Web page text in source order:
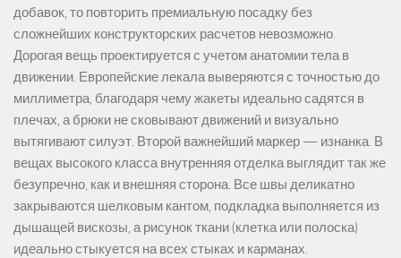
добавок, то повторить премиальную посадку без
сложнейших конструкторских расчетов невозможно.
Дорогая вещь проектируется с учетом анатомии тела в
движении. Европейские лекала выверяются с точностью до
миллиметра, благодаря чему жакеты идеально садятся в
плечах, а брюки не сковывают движений и визуально
вытягивают силуэт. Второй важнейший маркер — изнанка. В
вещах высокого класса внутренняя отделка выглядит так же
безупречно, как и внешняя сторона. Все швы деликатно
закрываются шелковым кантом, подкладка выполняется из
дышащей вискозы, а рисунок ткани (клетка или полоска)
идеально стыкуется на всех стыках и карманах.